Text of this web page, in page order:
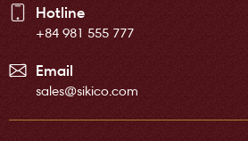
Hotline
+84 981 555 777
Email
sales@sikico.com